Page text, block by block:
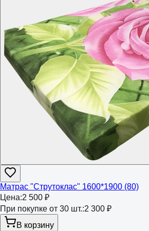
Матрас "Струтоклас" 1600*1900 (80)
Цена:2 500 ₽
При покупке от 30 шт.:2 300 ₽
В корзину